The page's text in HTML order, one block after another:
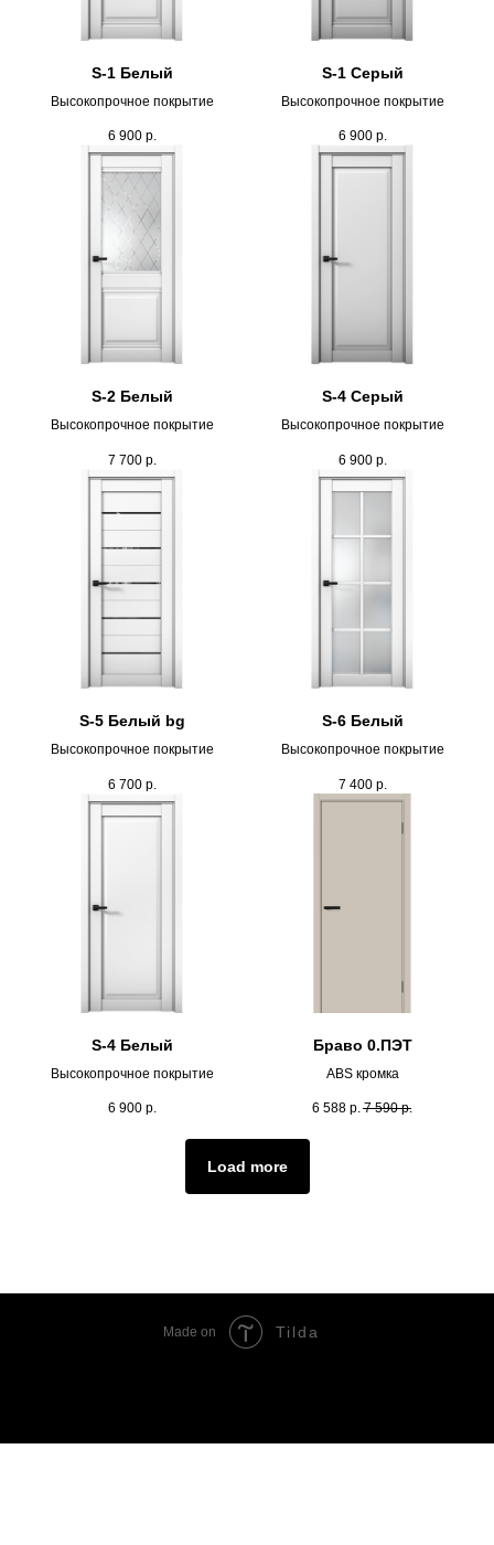
S-1 Белый
Высокопрочное покрытие
6 900 р.
S-1 Серый
Высокопрочное покрытие
6 900 р.
S-2 Белый
Высокопрочное покрытие
7 700 р.
S-4 Серый
Высокопрочное покрытие
6 900 р.
S-5 Белый bg
Высокопрочное покрытие
6 700 р.
S-6 Белый
Высокопрочное покрытие
7 400 р.
S-4 Белый
Высокопрочное покрытие
6 900 р.
Браво 0.ПЭТ
ABS кромка
6 588 р. 7 590 р.
Load more
Made on Tilda